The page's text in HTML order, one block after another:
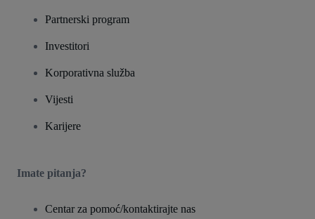
Partnerski program
Investitori
Korporativna služba
Vijesti
Karijere
Imate pitanja?
Centar za pomoć/kontaktirajte nas